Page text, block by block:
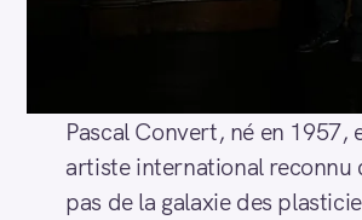
Pascal Convert, né en 1957,
artiste international reconnu
pas de la galaxie des